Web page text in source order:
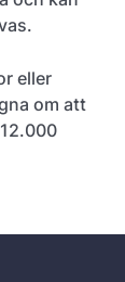
eller
om att